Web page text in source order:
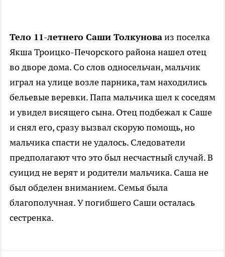
Тело 11-летнего Саши Толкуноваиз поселка
Якша Троицко-Печорского района нашел отец
во дворе дома. Со слов односельчан, мальчик
играл на улице возле парника, там находились
бельевые веревки. Папа мальчика шел к соседям
и увидел висящего сына. Отец подбежал к Саше
и снял его, сразу вызвал скорую помощь, но
мальчика спасти не удалось. Следователи
предполагают что это был несчастный случай. В
суицид не верят и родители мальчика. Саша не
был обделен вниманием. Семья была
благополучная. У погибшего Саши осталась
сестренка.